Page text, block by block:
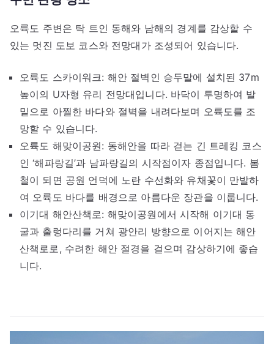
오륙도 주변은 탁 트인 동해와 남해의 경계를 감상할 수
있는 멋진 도보 코스와 전망대가 조성되어 있습니다.
오륙도 스카이워크: 해안 절벽인 승두말에 설치된 37m
높이의 U자형 유리 전망대입니다. 바닥이 투명하여 발
밑으로 아찔한 바다와 절벽을 내려다보며 오륙도를 조
망할 수 있습니다.
오륙도 해맞이공원: 동해안을 따라 걷는 긴 트레킹 코스
인 ‘해파랑길’과 남파랑길의 시작점이자 종점입니다. 봄
철이 되면 공원 언덕에 노란 수선화와 유채꽃이 만발하
여 오륙도 바다를 배경으로 아름다운 장관을 이룹니다.
이기대 해안산책로: 해맞이공원에서 시작해 이기대 동
굴과 출렁다리를 거쳐 광안리 방향으로 이어지는 해안
산책로로, 수려한 해안 절경을 걸으며 감상하기에 좋습
니다.